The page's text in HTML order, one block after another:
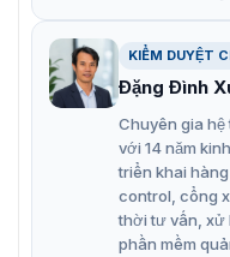
Máy chấm công xác
Lợi ích sử dụng
KIỂM DUYỆT
Đặng Đình
Chuyên gia hệ
với 14 năm
triển khai
control, cổng
thời tư vấn, xử
phần mềm